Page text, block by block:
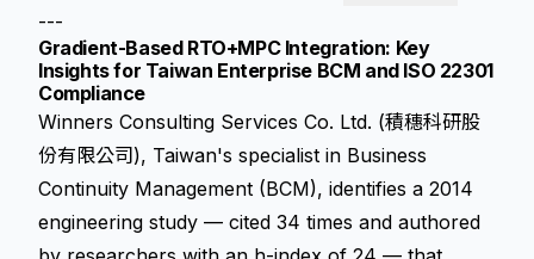
---
Gradient-Based RTO+MPC Integration: Key
Insights for Taiwan Enterprise BCM and ISO 22301
Compliance
Winners Consulting Services Co. Ltd. (積穗科研股
份有限公司), Taiwan's specialist in Business
Continuity Management (BCM), identifies a 2014
engineering study — cited 34 times and authored